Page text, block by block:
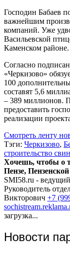
Господин Бабаев
важнейшим
компаний. Уже
Васильевской
Каменском
Согласно
«Черкизово»
100
составят 5,6
– 389 миллионов.
предоставить
реализации
Смотреть ленту
Тэги: Черкизово,
строительство
Хочешь, чтобы о
Пензе,
SMI58.ru -
Руководитель
Викторович +7
загрузка...
Новости